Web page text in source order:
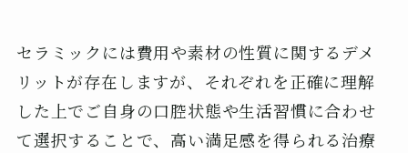
セラミックには費用や素材の性質に関するデメ
リットが存在しますが、それぞれを正確に理解
した上でご自身の口腔状態や生活習慣に合わせ
て選択することで、高い満足感を得られる治療